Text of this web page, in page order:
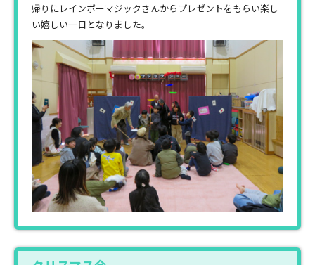
帰りにレインボーマジックさんからプレゼントをもらい楽し
い嬉しい一日となりました。